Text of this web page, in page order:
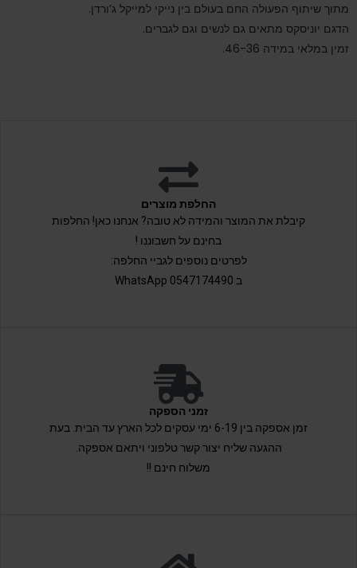
מתוך שיתוף הפעולה החם בעולם בין נייקי למייקל ג’ורדן.
הדגם יוניסקס מתאים גם לנשים וגם לגברים.
זמין במלאי במידה 46-36.
החלפת מוצרים
קיבלת את המוצר והמידה לא טובה? אנחנו כאן! החלפות
בחינם על חשבוננו !
לפרטים נוספים לגביי החלפה:
ב 0547174490 WhatsApp
זמני הספקה
זמן אספקה בין 6-19 ימי עסקים לכל הארץ עד הבית. בעת
ההגעה שליח יצור קשר טלפוני ויתאם אספקה.
משלוח חינם !!